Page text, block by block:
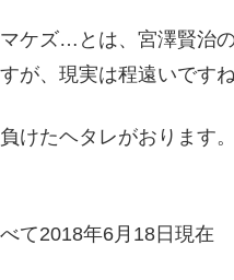
ケズ…とは、宮澤賢治
が、現実は程遠いですね
けたヘタレがおります
て2018年6月18日現在